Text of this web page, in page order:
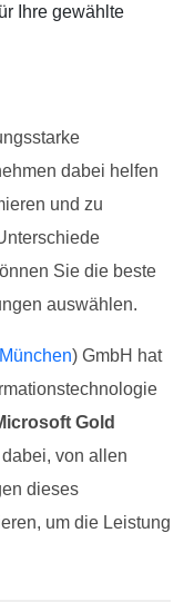
Ihre gewählte
dabei helfen
und zu
Sie die beste
auswählen.
) GmbH hat
Gold
von allen
dieses
um die Leistung